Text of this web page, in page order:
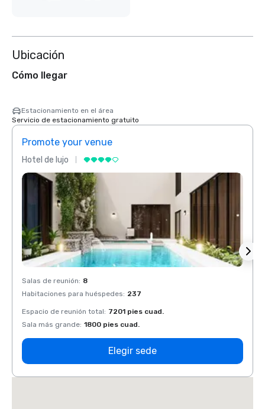
Ubicación
Cómo llegar
Estacionamiento en el área
Servicio de estacionamiento gratuito
Promote your venue
Hotel de lujo
Salas de reunión: 8
Habitaciones para huéspedes: 237
Espacio de reunión total: 7201 pies cuad.
Sala más grande: 1800 pies cuad.
Elegir sede